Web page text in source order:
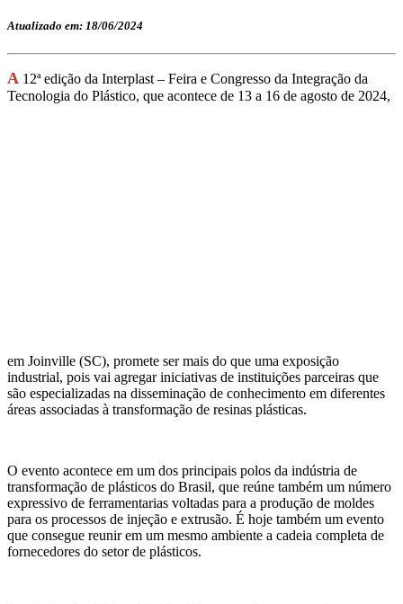
Atualizado em: 18/06/2024
A 12ª edição da Interplast– Feira e Congresso da Integração da
Tecnologia do Plástico, que acontece de 13 a 16 de agosto de 2024,
em Joinville (SC), promete ser mais do que uma exposição
industrial, pois vai agregar iniciativas de instituições parceiras que
são especializadas na disseminação de conhecimento em diferentes
áreas associadas à transformação de resinas plásticas.
O evento acontece em um dos principais polos da indústria de
transformação de plásticos do Brasil, que reúne também um número
expressivo de ferramentarias voltadas para a produção de moldes
para os processos de injeção e extrusão. É hoje também um evento
que consegue reunir em um mesmo ambiente a cadeia completa de
fornecedores do setor de plásticos.